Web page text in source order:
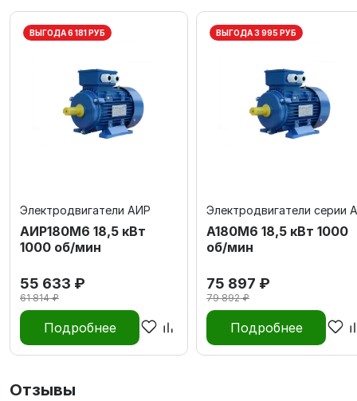
ВЫГОДА 6 181 РУБ
Электродвигатели АИР
АИР180М6 18,5 кВт
1000 об/мин
55 633 ₽
61 814 ₽
Подробнее
ВЫГОДА 3 995 РУБ
Электродвигатели серии А
А180M6 18,5 кВт 1000
об/мин
75 897 ₽
79 892 ₽
Подробнее
Отзывы